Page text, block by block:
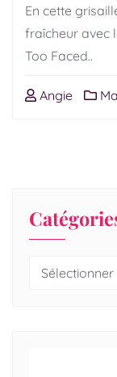
En cette
fraîcheur avec
Too Faced..
Angie